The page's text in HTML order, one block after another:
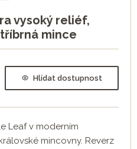
vysoký reliéf,
mince
Hlídat dostupnost
Leaf v moderním
mincovny. Reverz